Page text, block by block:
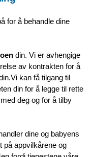
for å behandle dine
din. Vi er avhengige
av kontrakten for å
kan få tilgang til
din for å legge til rette
deg og for å tilby
dine og babyens
på appvilkårene og